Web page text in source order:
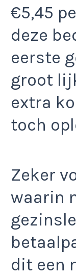
€5,45
deze
eerste
groot
extra
toch
Zeker
waarin
dit een